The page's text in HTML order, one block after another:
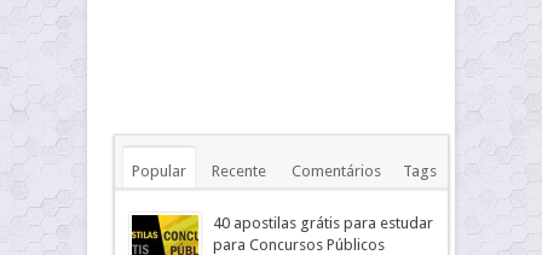
Popular Recente Comentários Tags
40 apostilas grátis para estudar
para Concursos Públicos